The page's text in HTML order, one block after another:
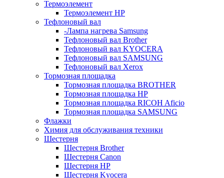
Термоэлемент
Термоэлемент НР
Тефлоновый вал
-Лампа нагрева Samsung
Тефлоновый вал Brother
Тефлоновый вал KYOCERA
Тефлоновый вал SAMSUNG
Тефлоновый вал Xerox
Тормозная площадка
Тормозная площадка BROTHER
Тормозная площадка HP
Тормозная площадка RICOH Aficio
Тормозная площадка SAMSUNG
Флажки
Химия для обслуживания техники
Шестерня
Шестерня Brother
Шестерня Canon
Шестерня HP
Шестерня Kyocera